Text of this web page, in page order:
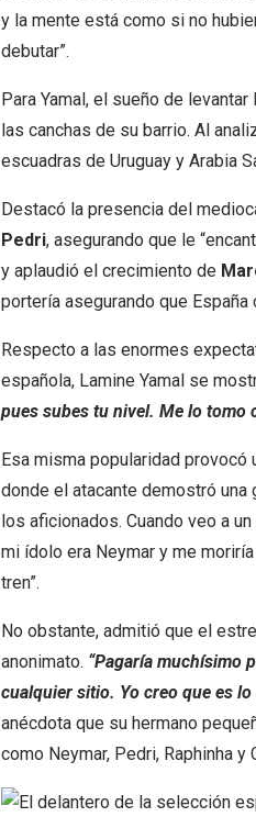
y la mente está como si no
debutar”.
Para Yamal, el sueño de
las canchas de su barrio. Al
escuadras de Uruguay y Arabia
Destacó la presencia del
Pedri, asegurando que le
y aplaudió el crecimiento de
portería asegurando que
Respecto a las enormes
española, Lamine Yamal se
pues subes tu nivel. Me lo tomo
Esa misma popularidad
donde el atacante demostró
los aficionados. Cuando veo a
mi ídolo era Neymar y me
tren”.
No obstante, admitió que el
anonimato. “Pagaría muchísimo
cualquier sitio. Yo creo que es
anécdota que su hermano
como Neymar, Pedri, Raphinha y